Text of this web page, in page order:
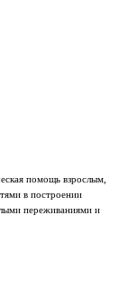
помощь взрослым,
в построении
переживаниями и